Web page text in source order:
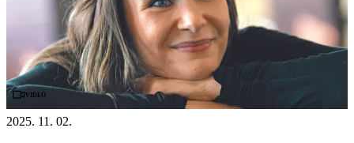
Videó
2025. 11. 02.